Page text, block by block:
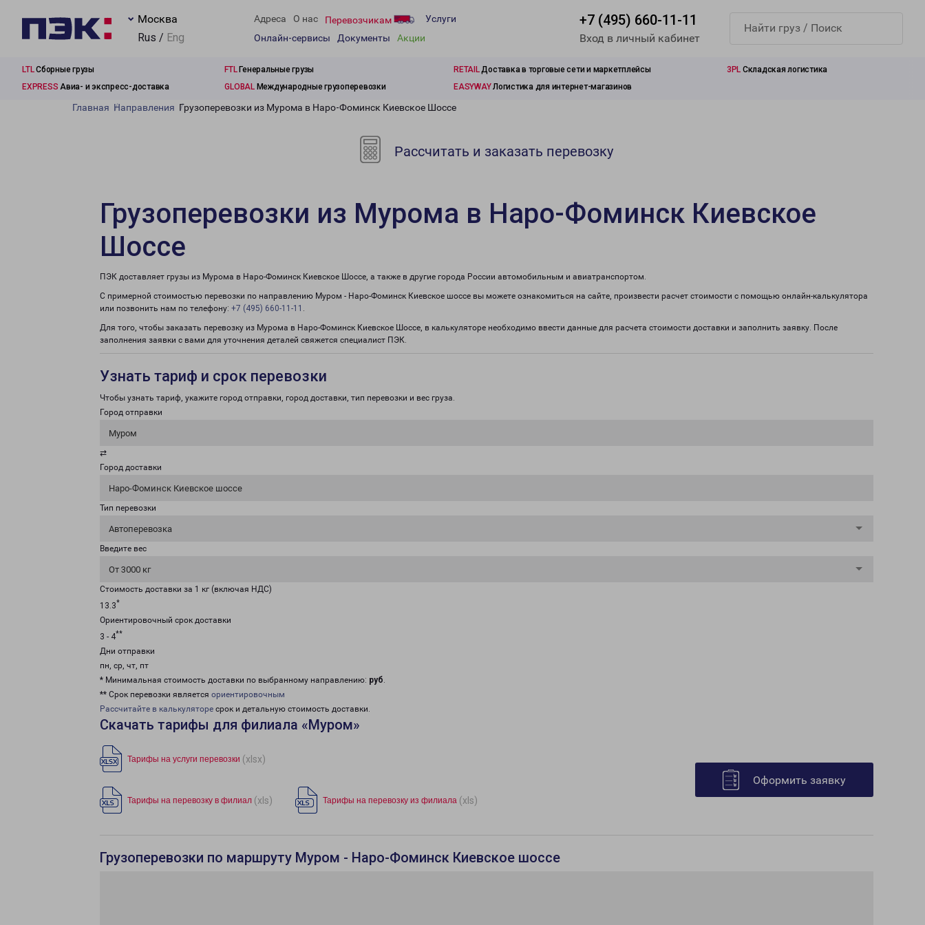
Москва
Rus / Eng
Адреса О нас Перевозчикам
Услуги
Онлайн-сервисы
Документы Акции
+7 (495) 660-11-11
Вход в личный кабинет
LTLСборные грузы FTLГенеральные грузы RETAILДоставка в торговые сети и маркетплейсы 3PL Складская логистика
EXPRESS Авиа- и экспресс-доставка GLOBALМеждународные грузоперевозки EASYWAYЛогистика для интернет-магазинов
Главная Направления Грузоперевозки из Мурома в Наро-Фоминск Киевское Шоссе
Рассчитать и заказать перевозку
Грузоперевозки из Мурома в Наро-Фоминск Киевское
Шоссе
ПЭК доставляет грузы из Мурома в Наро-Фоминск Киевское Шоссе, а также в другие города России автомобильным и авиатранспортом.
С примерной стоимостью перевозки по направлению Муром - Наро-Фоминск Киевское шоссе вы можете ознакомиться на сайте, произвести расчет стоимости с помощью онлайн-калькулятора
или позвонить нам по телефону: +7 (495) 660-11-11 .
Для того, чтобы заказать перевозку из Мурома в Наро-Фоминск Киевское Шоссе, в калькуляторе необходимо ввести данные для расчета стоимости доставки и заполнить заявку. После
заполнения заявки с вами для уточнения деталей свяжется специалист ПЭК.
Узнать тариф и срок перевозки
Чтобы узнать тариф, укажите город отправки, город доставки, тип перевозки и вес груза.
Город отправки
Муром
⇄
Город доставки
Наро-Фоминск Киевское шоссе
Тип перевозки
Автоперевозка
Введите вес
От 3000 кг
Стоимость доставки за 1 кг (включая НДС)
13.3*
Ориентировочный срок доставки
3 - 4**
Дни отправки
пн, ср, чт, пт
* Минимальная стоимость доставки по выбранному направлению: руб.
** Срок перевозки является ориентировочным
Рассчитайте в калькуляторе срок и детальную стоимость доставки.
Скачать тарифы для филиала «Муром»
Тарифы на услуги перевозки (xlsx)
Тарифы на перевозку в филиал (xls) Тарифы на перевозку из филиала (xls)
Оформить заявку
Грузоперевозки по маршруту Муром - Наро-Фоминск Киевское шоссе